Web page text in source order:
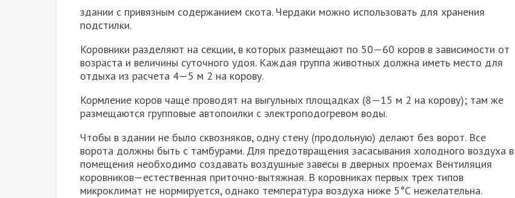
здании с привязным содержанием скота. Чердаки можно использовать для хранения
подстилки.
Коровники разделяют на секции, в которых размещают по 50—60 коров в зависимости от
возраста и величины су­точного удоя. Каждая группа животных должна иметь мес­то для
отдыха из расчета 4—5 м 2 на корову.
Кормление коров чаще проводят на выгульных пло­щадках (8—15 м 2 на корову); там же
размещаются груп­повые автопоилки с электроподогревом воды.
Чтобы в здании не было сквозняков, одну стену (про­дольную) делают без ворот. Все
ворота должны быть с там­бурами. Для предотвращения засасывания холодного воз­духа в
помещения необходимо создавать воздушные завесы в дверных проемах Вентиляция
коровников—естественная приточно-вытяжная. В коровниках первых трех типов
микроклимат не нормируется, однако температура воздуха ниже 5°С неже­лательна.